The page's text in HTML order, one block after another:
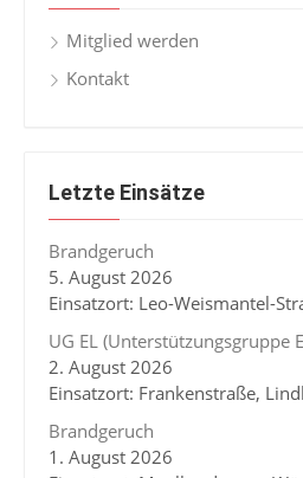
Mitglied werden
Kontakt
Letzte Einsätze
Brandgeruch
5. August 2026
Einsatzort: Leo-Weismantel-
UG EL (Unterstützungsgruppe
2. August 2026
Einsatzort: Frankenstraße,
Brandgeruch
1. August 2026